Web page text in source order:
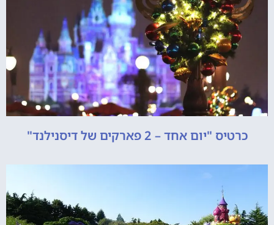
כרטיס "יום אחד – 2 פארקים של דיסנילנד"